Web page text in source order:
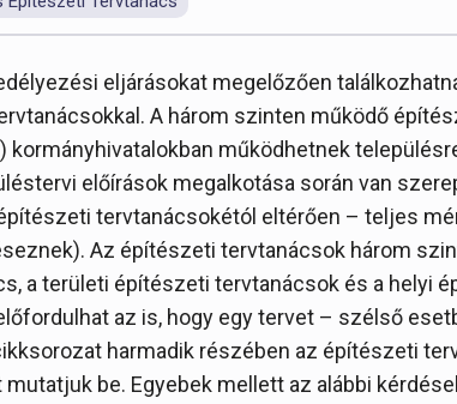
eljárásokat megelőzően
A három szinten működő
kormányhivatalokban működhetnek
előírások megalkotása során van
tervtanácsokétól eltérően – teljes
Az építészeti tervtanácsok három
a területi építészeti tervtanácsok és a helyi
az is, hogy egy tervet – szélső
harmadik részében az építészeti
be. Egyebek mellett az alábbi